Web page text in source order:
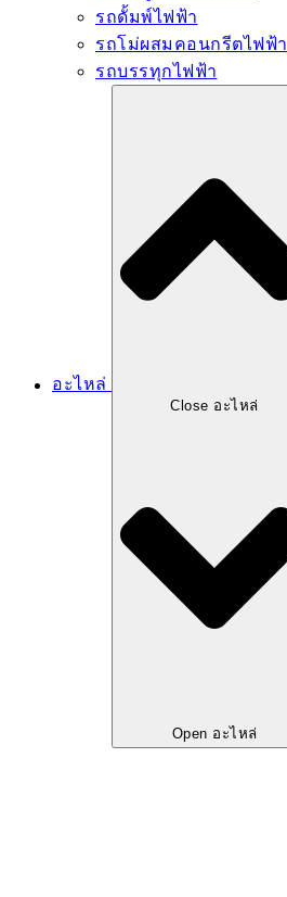
รถดั้มพ์ไฟฟ้า
รถโม่ผสมคอนกรีตไฟฟ้า
รถบรรทุกไฟฟ้า
อะไหล่
Close อะไหล่
Open อะไหล่